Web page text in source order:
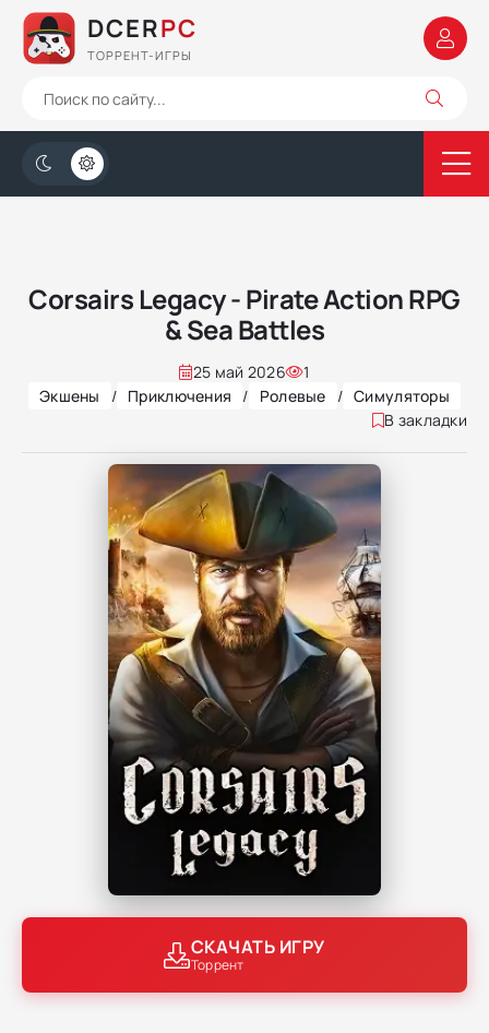
DCERPC
ТОРРЕНТ-ИГРЫ
Corsairs Legacy - Pirate Action RPG
& Sea Battles
25 май 2026
1
Экшены
/ Приключения / Ролевые / Симуляторы
В закладки
СКАЧАТЬ ИГРУ
Торрент